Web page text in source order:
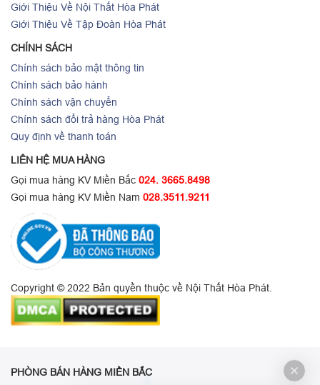
Giới Thiệu Về Nội Thất Hòa Phát
Giới Thiệu Về Tập Đoàn Hòa Phát
CHÍNH SÁCH
Chính sách bảo mật thông tin
Chính sách bảo hành
Chính sách vận chuyển
Chính sách đổi trả hàng Hòa Phát
Quy định về thanh toán
LIÊN HỆ MUA HÀNG
Gọi mua hàng KV Miền Bắc 024. 3665.8498
Gọi mua hàng KV Miền Nam 028.3511.9211
Copyright © 2022 Bản quyền thuộc về Nội Thất Hòa Phát.
PHÒNG BÁN HÀNG MIỀN BẮC